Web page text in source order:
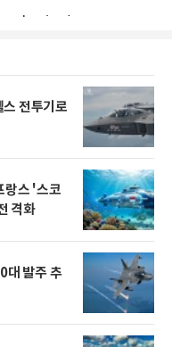
전투기로
랑스 '스코
격화
대 발주 추